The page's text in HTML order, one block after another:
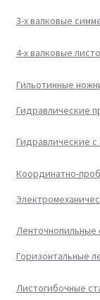
3-х валковые
4-х валковые
Гильотинные
Гидравлические
Гидравлические
Координатно-
Ленточнопильные
Горизонтальные
Листогибочные